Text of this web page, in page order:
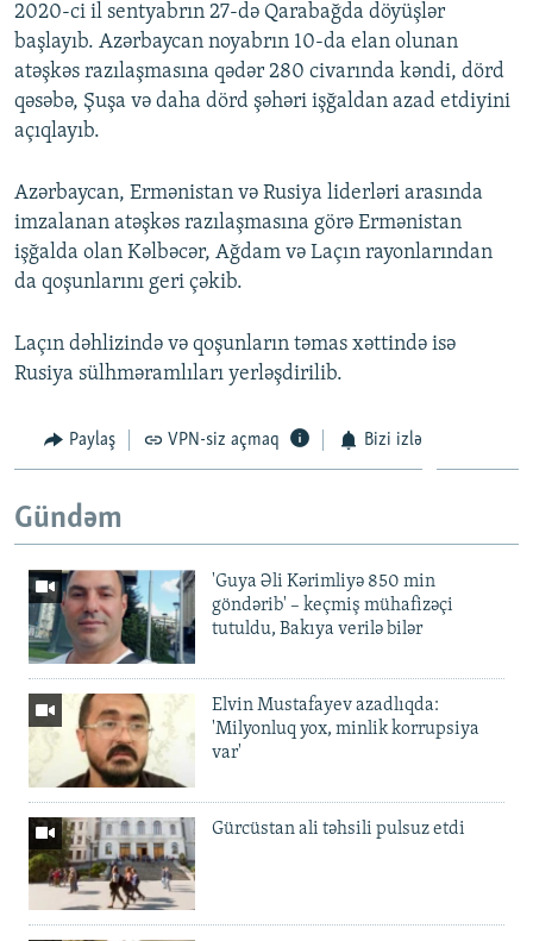
2020-ci il sentyabrın 27-də Qarabağda döyüşlər
başlayıb. Azərbaycan noyabrın 10-da elan olunan
atəşkəs razılaşmasına qədər 280 civarında kəndi, dörd
qəsəbə, Şuşa və daha dörd şəhəri işğaldan azad etdiyini
açıqlayıb.
Azərbaycan, Ermənistan və Rusiya liderləri arasında
imzalanan atəşkəs razılaşmasına görə Ermənistan
işğalda olan Kəlbəcər, Ağdam və Laçın rayonlarından
da qoşunlarını geri çəkib.
Laçın dəhlizində və qoşunların təmas xəttində isə
Rusiya sülhməramlıları yerləşdirilib.
Paylaş VPN-siz açmaq Bizi izlə
Gündəm
'Guya Əli Kərimliyə 850 min
göndərib' – keçmiş mühafizəçi
tutuldu, Bakıya verilə bilər
Elvin Mustafayev azadlıqda:
'Milyonluq yox, minlik korrupsiya
var'
Gürcüstan ali təhsili pulsuz etdi